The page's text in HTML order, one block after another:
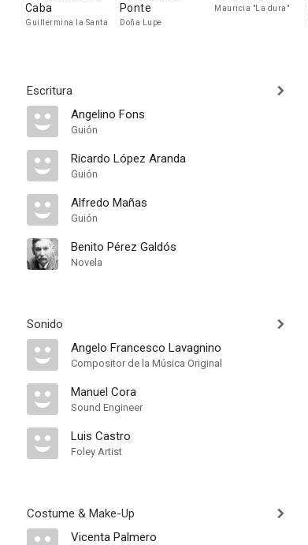
Caba
Guillermina la Santa
Ponte
Doña Lupe
Mauricia "La dura"
Escritura
Angelino Fons
Guión
Ricardo López Aranda
Guión
Alfredo Mañas
Guión
Benito Pérez Galdós
Novela
Sonido
Angelo Francesco Lavagnino
Compositor de la Música Original
Manuel Cora
Sound Engineer
Luis Castro
Foley Artist
Costume & Make-Up
Vicenta Palmero